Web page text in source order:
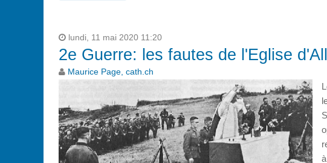
lundi, 11 mai 2020 11:20
2e Guerre: les fautes de l'Eglise
Maurice Page, cath.ch